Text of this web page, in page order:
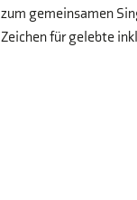
zum gemeinsamen
Zeichen für gelebte